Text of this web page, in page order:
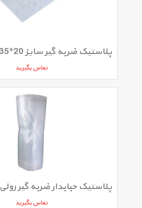
تماس بگیرید
تماس بگیرید